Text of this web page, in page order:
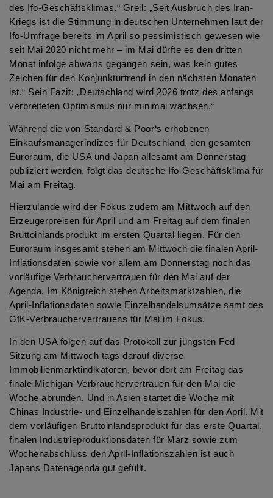
des Ifo-Geschäftsklimas.“ Greil: „Seit Ausbruch des Iran-
Kriegs ist die Stimmung in deutschen Unternehmen laut der
Ifo-Umfrage bereits im April so pessimistisch gewesen wie
seit Mai 2020 nicht mehr – im Mai dürfte es den dritten
Monat infolge abwärts gegangen sein, was kein gutes
Zeichen für den Konjunkturtrend in den nächsten Monaten
ist.“ Sein Fazit: „Deutschland wird 2026 trotz des anfangs
verbreiteten Optimismus nur minimal wachsen.“
Während die von Standard & Poor‘s erhobenen
Einkaufsmanagerindizes für Deutschland, den gesamten
Euroraum, die USA und Japan allesamt am Donnerstag
publiziert werden, folgt das deutsche Ifo-Geschäftsklima für
Mai am Freitag.
Hierzulande wird der Fokus zudem am Mittwoch auf den
Erzeugerpreisen für April und am Freitag auf dem finalen
Bruttoinlandsprodukt im ersten Quartal liegen. Für den
Euroraum insgesamt stehen am Mittwoch die finalen April-
Inflationsdaten sowie vor allem am Donnerstag noch das
vorläufige Verbrauchervertrauen für den Mai auf der
Agenda. Im Königreich stehen Arbeitsmarktzahlen, die
April-Inflationsdaten sowie Einzelhandelsumsätze samt des
GfK-Verbrauchervertrauens für Mai im Fokus.
In den USA folgen auf das Protokoll zur jüngsten Fed
Sitzung am Mittwoch tags darauf diverse
Immobilienmarktindikatoren, bevor dort am Freitag das
finale Michigan-Verbrauchervertrauen für den Mai die
Woche abrunden. Und in Asien startet die Woche mit
Chinas Industrie- und Einzelhandelszahlen für den April. Mit
dem vorläufigen Bruttoinlandsprodukt für das erste Quartal,
finalen Industrieproduktionsdaten für März sowie zum
Wochenabschluss den April-Inflationszahlen ist auch
Japans Datenagenda gut gefüllt.